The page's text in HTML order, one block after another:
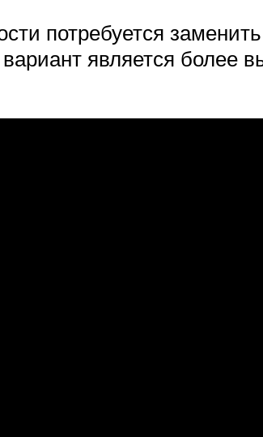
потребуется
является более